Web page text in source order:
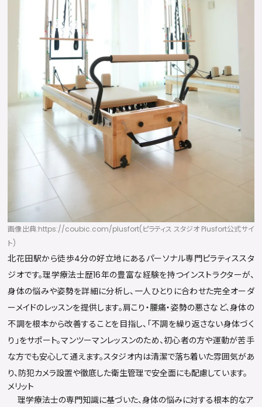
画像出典:https://coubic.com/plusfort(ピラティス スタジオ Plusfort公式サイ
ト)
北花田駅から徒歩4分の好立地にあるパーソナル専門ピラティススタ
ジオです。理学療法士歴16年の豊富な経験を持つインストラクターが、
身体の悩みや姿勢を詳細に分析し、一人ひとりに合わせた完全オーダ
ーメイドのレッスンを提供します。肩こり・腰痛・姿勢の悪さなど、身体の
不調を根本から改善することを目指し、「不調を繰り返さない身体づく
り」をサポート。マンツーマンレッスンのため、初心者の方や運動が苦手
な方でも安心して通えます。スタジオ内は清潔で落ち着いた雰囲気があ
り、防犯カメラ設置や徹底した衛生管理で安全面にも配慮しています。
メリット
理学療法士の専門知識に基づいた、身体の悩みに対する根本的なア